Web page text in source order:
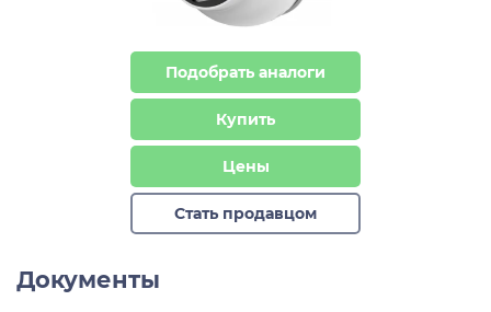
Подобрать аналоги
Купить
Цены
Стать продавцом
Документы